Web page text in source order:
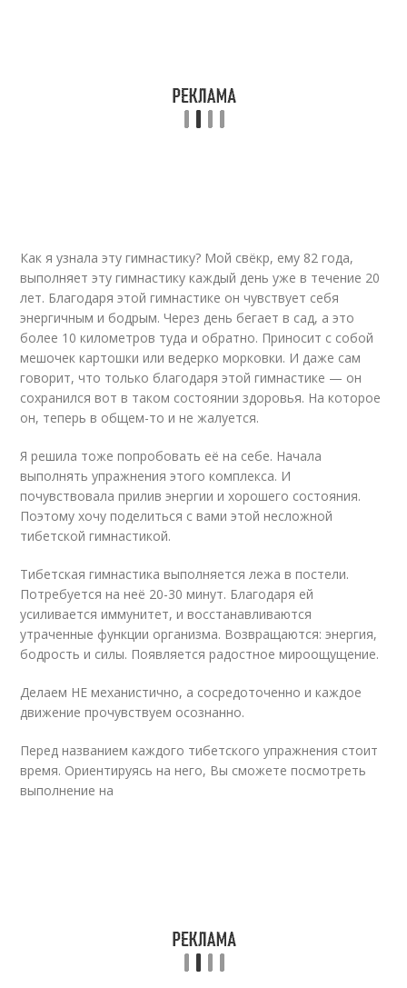
Как я узнала эту гимнастику? Мой свёкр, ему 82 года,
выполняет эту гимнастику каждый день уже в течение 20
лет. Благодаря этой гимнастике он чувствует себя
энергичным и бодрым. Через день бегает в сад, а это
более 10 километров туда и обратно. Приносит с собой
мешочек картошки или ведерко морковки. И даже сам
говорит, что только благодаря этой гимнастике — он
сохранился вот в таком состоянии здоровья. На которое
он, теперь в общем-то и не жалуется.
Я решила тоже попробовать её на себе. Начала
выполнять упражнения этого комплекса. И
почувствовала прилив энергии и хорошего состояния.
Поэтому хочу поделиться с вами этой несложной
тибетской гимнастикой.
Тибетская гимнастика выполняется лежа в постели.
Потребуется на неё 20-30 минут. Благодаря ей
усиливается иммунитет, и восстанавливаются
утраченные функции организма. Возвращаются: энергия,
бодрость и силы. Появляется радостное мироощущение.
Делаем НЕ механистично, а сосредоточенно и каждое
движение прочувствуем осознанно.
Перед названием каждого тибетского упражнения стоит
время. Ориентируясь на него, Вы сможете посмотреть
выполнение на